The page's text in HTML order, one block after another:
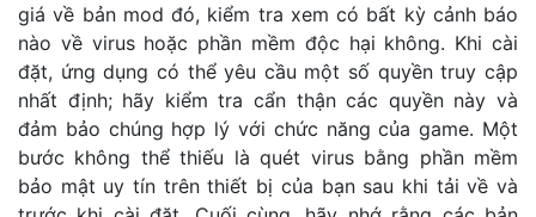
giá về bản mod đó, kiểm tra xem có bất kỳ cảnh báo
nào về virus hoặc phần mềm độc hại không. Khi cài
đặt, ứng dụng có thể yêu cầu một số quyền truy cập
nhất định; hãy kiểm tra cẩn thận các quyền này và
đảm bảo chúng hợp lý với chức năng của game. Một
bước không thể thiếu là quét virus bằng phần mềm
bảo mật uy tín trên thiết bị của bạn sau khi tải về và